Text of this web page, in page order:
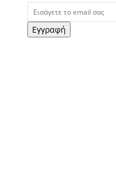
Εγγραφή